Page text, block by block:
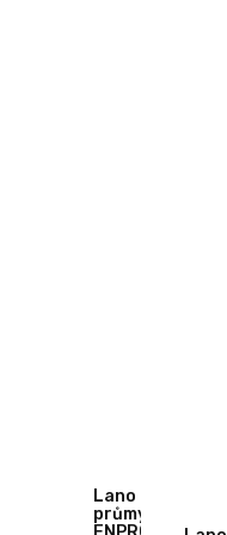
Lano
průmyslové